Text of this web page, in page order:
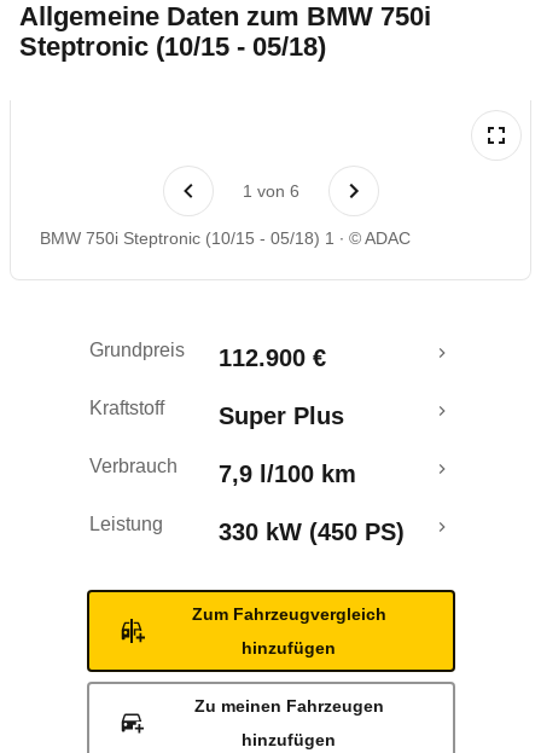
Technische Daten
Laufende Kosten
Allgemeine Daten zum BMW 750i
Steptronic (10/15 - 05/18)
1 von 6
BMW 750i Steptronic (10/15 - 05/18) 1 © ADAC
Grundpreis 112.900 €
Kraftstoff Super Plus
Verbrauch 7,9 l/100 km
Leistung 330 kW (450 PS)
Zum Fahrzeugvergleich
hinzufügen
Zu meinen Fahrzeugen
hinzufügen